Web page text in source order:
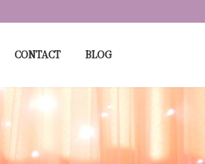
CONTACT BLOG